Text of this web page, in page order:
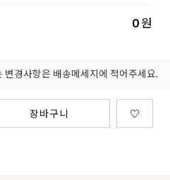
0원
변경사항은 배송메세지에 적어주세요.
장바구니 ♡